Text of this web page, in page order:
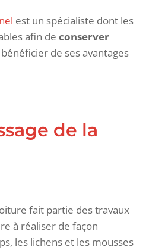
est un spécialiste dont les
afin de conserver
de ses avantages
de la
fait partie des travaux
à réaliser de façon
les lichens et les mousses